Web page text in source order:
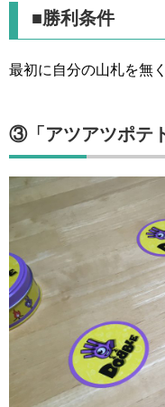
■勝利条件
最初に自分の山札を無
③「アツアツポテ